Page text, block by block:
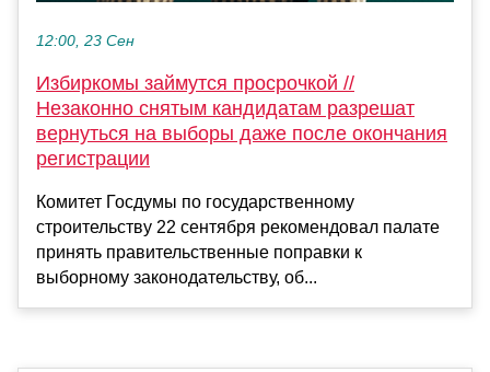
12:00, 23 Сен
Избиркомы займутся просрочкой //
Незаконно снятым кандидатам разрешат
вернуться на выборы даже после окончания
регистрации
Комитет Госдумы по государственному
строительству 22 сентября рекомендовал палате
принять правительственные поправки к
выборному законодательству, об...